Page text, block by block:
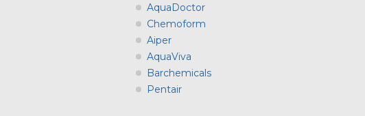
AquaDoctor
Chemoform
Aiper
AquaViva
Barchemicals
Pentair